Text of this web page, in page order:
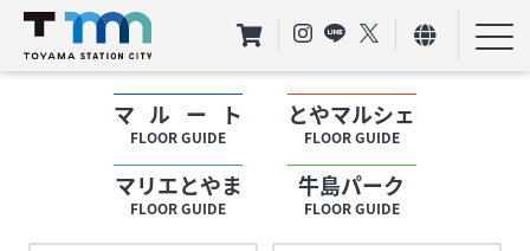
マルート
FLOOR GUIDE
とやマルシェ
FLOOR GUIDE
マリエとやま
FLOOR GUIDE
牛島パーク
FLOOR GUIDE
フロアガイド
ショップリスト